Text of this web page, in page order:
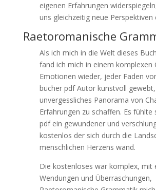
eigenen Erfahrungen
uns gleichzeitig neue Perspektiven
Raetoromanische
Als ich mich in die Welt dieses
fand ich mich in einem komplexen
Emotionen wieder, jeder Faden
bücher pdf Autor kunstvoll
unvergessliches Panorama von
Erfahrungen zu schaffen. Es fühlte
pdf ein gewundener und
kostenlos der sich durch die
menschlichen Herzens wand.
Die kostenloses war komplex, mit
Wendungen und Überraschungen,